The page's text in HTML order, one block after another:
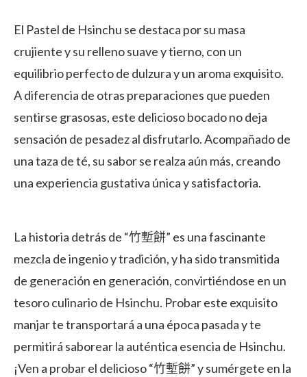
El Pastel de Hsinchu se destaca por su masa
crujiente y su relleno suave y tierno, con un
equilibrio perfecto de dulzura y un aroma exquisito.
A diferencia de otras preparaciones que pueden
sentirse grasosas, este delicioso bocado no deja
sensación de pesadez al disfrutarlo. Acompañado de
una taza de té, su sabor se realza aún más, creando
una experiencia gustativa única y satisfactoria.
La historia detrás de “竹塹餅” es una fascinante
mezcla de ingenio y tradición, y ha sido transmitida
de generación en generación, convirtiéndose en un
tesoro culinario de Hsinchu. Probar este exquisito
manjar te transportará a una época pasada y te
permitirá saborear la auténtica esencia de Hsinchu.
¡Ven a probar el delicioso “竹塹餅” y sumérgete en la